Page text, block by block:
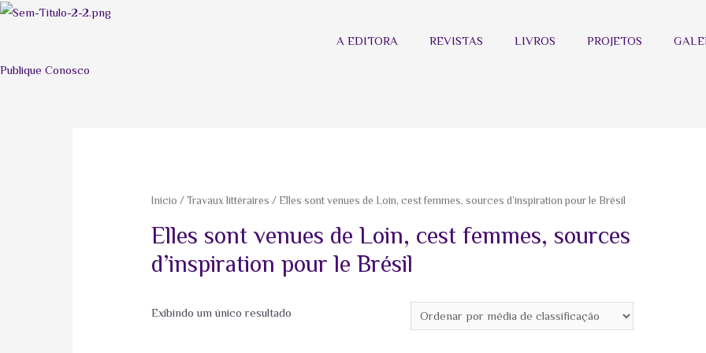
A EDITORA REVISTAS LIVROS PROJETOS
Publique Conosco
Início /Travaux littéraires / Elles sont venues de Loin, cest femmes, sources d’inspiration pour le Brésil
Elles sont venues de Loin, cest femmes, sources
d’inspiration pour le Brésil
Exibindo um único resultado